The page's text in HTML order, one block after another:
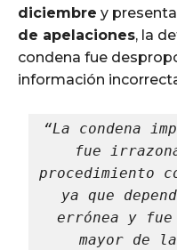
diciembre y
de apelaciones, la
condena fue
información
“La condena
fue
procedimiento
ya que
errónea y fue
mayor de